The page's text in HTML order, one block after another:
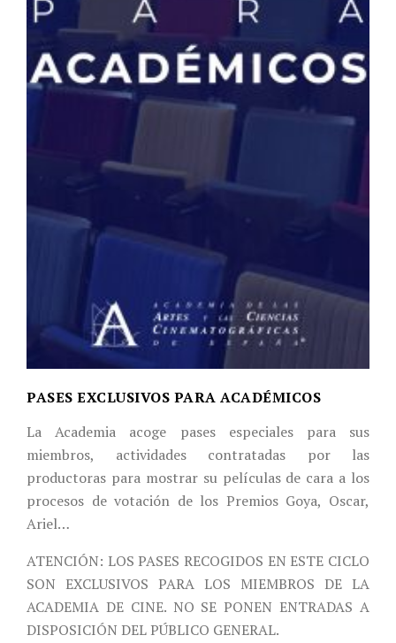
PASES EXCLUSIVOS PARA ACADÉMICOS
La Academia acoge pases especiales para sus
miembros, actividades contratadas por las
productoras para mostrar su películas de cara a los
procesos de votación de los Premios Goya, Oscar,
Ariel…
ATENCIÓN: LOS PASES RECOGIDOS EN ESTE CICLO
SON EXCLUSIVOS PARA LOS MIEMBROS DE LA
ACADEMIA DE CINE. NO SE PONEN ENTRADAS A
DISPOSICIÓN DEL PÚBLICO GENERAL.